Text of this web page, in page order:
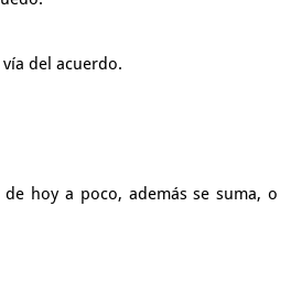
del acuerdo.
hoy a poco, además se suma, o